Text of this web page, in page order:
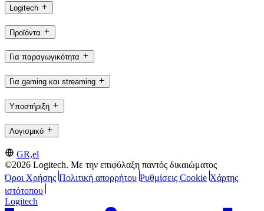
Logitech
Προϊόντα
Για παραγωγικότητα
Για gaming και streaming
Υποστήριξη
Λογισμικό
GR,el
©2026 Logitech. Με την επιφύλαξη παντός δικαιώματος
Όροι Χρήσης Πολιτική απορρήτου Ρυθμίσεις Cookie Χάρτης
ιστότοπου
Logitech